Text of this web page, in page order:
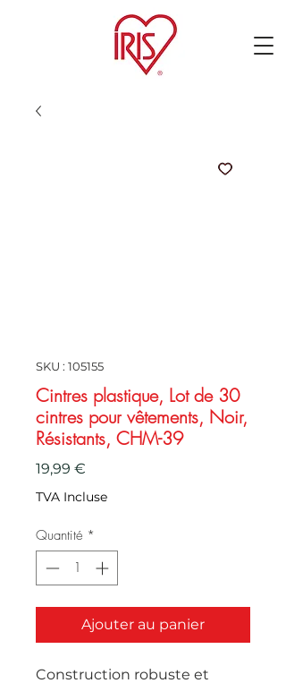
SKU : 105155
Cintres plastique, Lot de 30
cintres pour vêtements, Noir,
Résistants, CHM-39
19,99 €
TVA Incluse
Quantité *
Ajouter au panier
Construction robuste et